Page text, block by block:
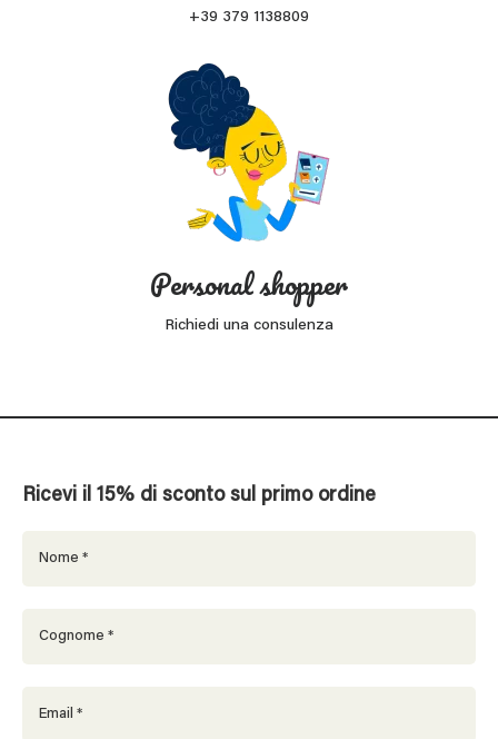
+39 379 1138809
Personal shopper
Richiedi una consulenza
Ricevi il 15% di sconto sul primo ordine